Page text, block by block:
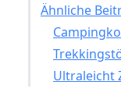
Ähnliche
Ultraleicht